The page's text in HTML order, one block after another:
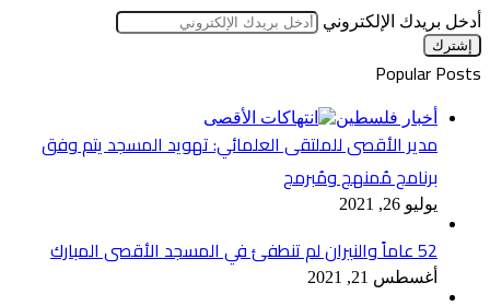
أدخل بريدك الإلكتروني
Popular Posts
أخبار فلسطين
مدير الأقصى للملتقى العلمائي: تهويد المسجد يتم وفق
برنامج مُمنهج ومُبرمج
يوليو 26, 2021
52 عاماً والنيران لم تنطفئ في المسجد الأقصى المبارك
أغسطس 21, 2021